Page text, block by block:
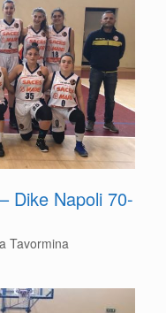
Dike Napoli 70-
Tavormina